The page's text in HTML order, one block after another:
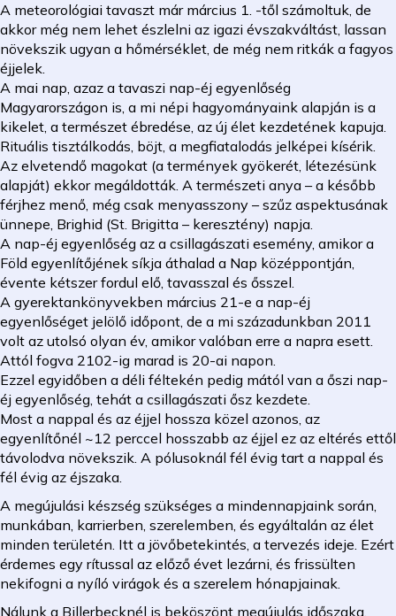
A meteorológiai tavaszt már március 1. -től számoltuk, de
akkor még nem lehet észlelni az igazi évszakváltást, lassan
növekszik ugyan a hőmérséklet, de még nem ritkák a fagyos
éjjelek.
A mai nap, azaz a tavaszi nap-éj egyenlőség
Magyarországon is, a mi népi hagyományaink alapján is a
kikelet, a természet ébredése, az új élet kezdetének kapuja.
Rituális tisztálkodás, böjt, a megfiatalodás jelképei kísérik.
Az elvetendő magokat (a termények gyökerét, létezésünk
alapját) ekkor megáldották. A természeti anya – a később
férjhez menő, még csak menyasszony – szűz aspektusának
ünnepe, Brighid (St. Brigitta – keresztény) napja.
A nap-éj egyenlőség az a csillagászati esemény, amikor a
Föld egyenlítőjének síkja áthalad a Nap középpontján,
évente kétszer fordul elő, tavasszal és ősszel.
A gyerektankönyvekben március 21-e a nap-éj
egyenlőséget jelölő időpont, de a mi századunkban 2011
volt az utolsó olyan év, amikor valóban erre a napra esett.
Attól fogva 2102-ig marad is 20-ai napon.
Ezzel egyidőben a déli féltekén pedig mától van a őszi nap-
éj egyenlőség, tehát a csillagászati ősz kezdete.
Most a nappal és az éjjel hossza közel azonos, az
egyenlítőnél ~12 perccel hosszabb az éjjel ez az eltérés ettől
távolodva növekszik. A pólusoknál fél évig tart a nappal és
fél évig az éjszaka.
A megújulási készség szükséges a mindennapjaink során,
munkában, karrierben, szerelemben, és egyáltalán az élet
minden területén. Itt a jövőbetekintés, a tervezés ideje. Ezért
érdemes egy rítussal az előző évet lezárni, és frissülten
nekifogni a nyíló virágok és a szerelem hónapjainak.
Nálunk a Billerbecknél is beköszönt megújulás időszaka,